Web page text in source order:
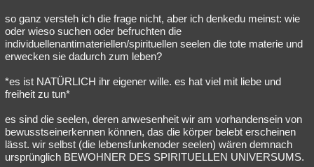
so ganz versteh ich die frage nicht, aber ich denkedu meinst: wie
oder wieso suchen oder befruchten die
individuellenantimateriellen/spirituellen seelen die tote materie und
erwecken sie dadurch zum leben?
*es ist NATÜRLICH ihr eigener wille. es hat viel mit liebe und
freiheit zu tun*
es sind die seelen, deren anwesenheit wir am vorhandensein von
bewusstseinerkennen können, das die körper belebt erscheinen
lässt. wir selbst (die lebensfunkenoder seelen) wären demnach
ursprünglich BEWOHNER DES SPIRITUELLEN UNIVERSUMS.